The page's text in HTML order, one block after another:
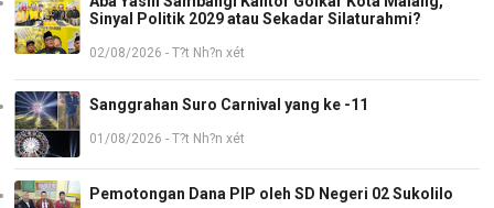
Sinyal Politik 2029 atau Sekadar Silaturahmi?
02/08/2026 - T?t Nh?n xét
Sanggrahan Suro Carnival yang ke -11
01/08/2026 - T?t Nh?n xét
Pemotongan Dana PIP oleh SD Negeri 02 Sukolilo